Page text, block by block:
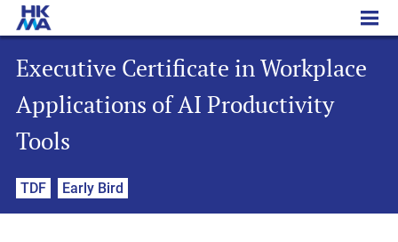
Executive Certificate in Workplace Applications of AI Productivity Tools
Executive Certificate in Workplace
Applications of AI Productivity
Tools
TDF Early Bird